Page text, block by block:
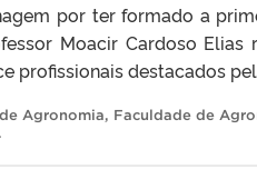
por ter formado a
Moacir Cardoso Elias
profissionais destacados
Agronomia, Faculdade de
.